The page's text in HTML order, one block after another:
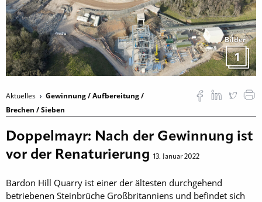
Bilder
1
Aktuelles
Gewinnung / Aufbereitung /
Brechen / Sieben
Doppelmayr: Nach der Gewinnung ist
vor der Renaturierung 13. Januar 2022
Bardon Hill Quarry ist einer der ältesten durchgehend
betriebenen Steinbrüche Großbritanniens und befindet sich